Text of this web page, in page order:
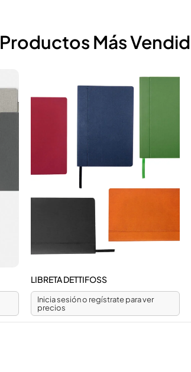
Productos Más
LIBRETA DETTIFOSS
Inicia sesión o regístrate para ver
precios